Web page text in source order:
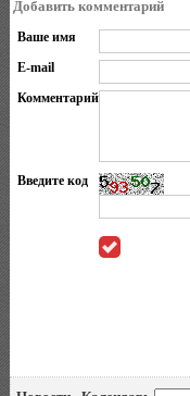
Добавить комментарий
Ваше имя
E-mail
Комментарий
Введите код